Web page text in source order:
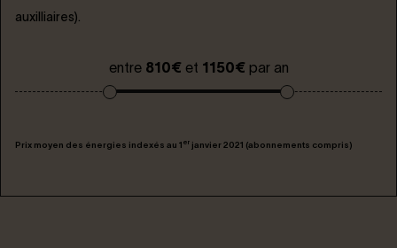
auxilliaires).
entre 810€et 1150€par an
Prix moyen des énergies indexés au 1 er janvier 2021 (abonnements compris)